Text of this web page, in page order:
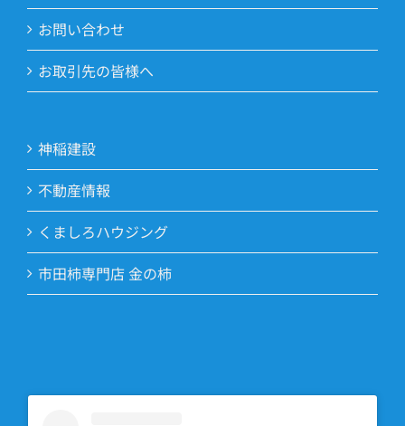
お問い合わせ
お取引先の皆様へ
神稲建設
不動産情報
くましろハウジング
市田柿専門店 金の柿